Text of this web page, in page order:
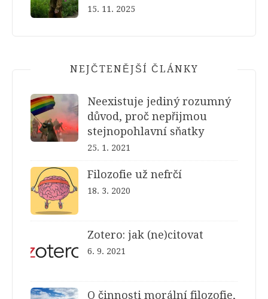
15. 11. 2025
NEJČTENĚJŠÍ ČLÁNKY
Neexistuje jediný rozumný
důvod, proč nepřijmou
stejnopohlavní sňatky
25. 1. 2021
Filozofie už nefrčí
18. 3. 2020
Zotero: jak (ne)citovat
6. 9. 2021
O činnosti morální filozofie,